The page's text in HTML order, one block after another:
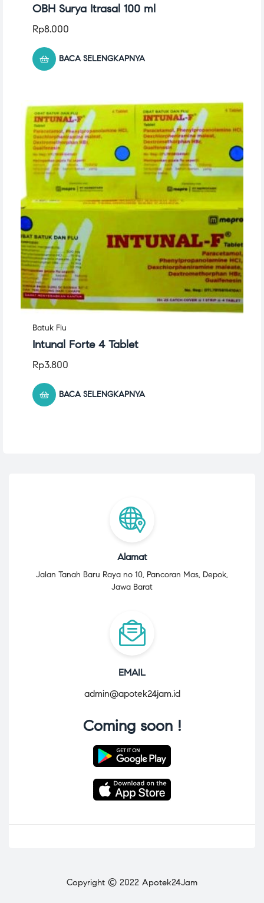
OBH Surya Itrasal 100 ml
Rp8.000
BACA SELENGKAPNYA
Batuk Flu
Intunal Forte 4 Tablet
Rp3.800
BACA SELENGKAPNYA
Alamat
Jalan Tanah Baru Raya no 10, Pancoran Mas, Depok,
Jawa Barat
EMAIL
admin@apotek24jam.id
Coming soon !
Copyright © 2022 Apotek24Jam